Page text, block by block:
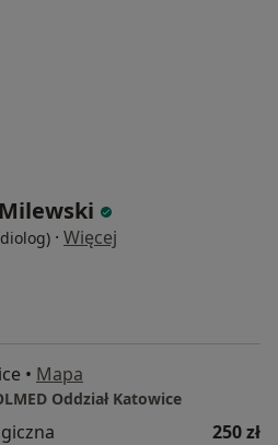
· Więcej
• Mapa
Oddział Katowice
250 zł